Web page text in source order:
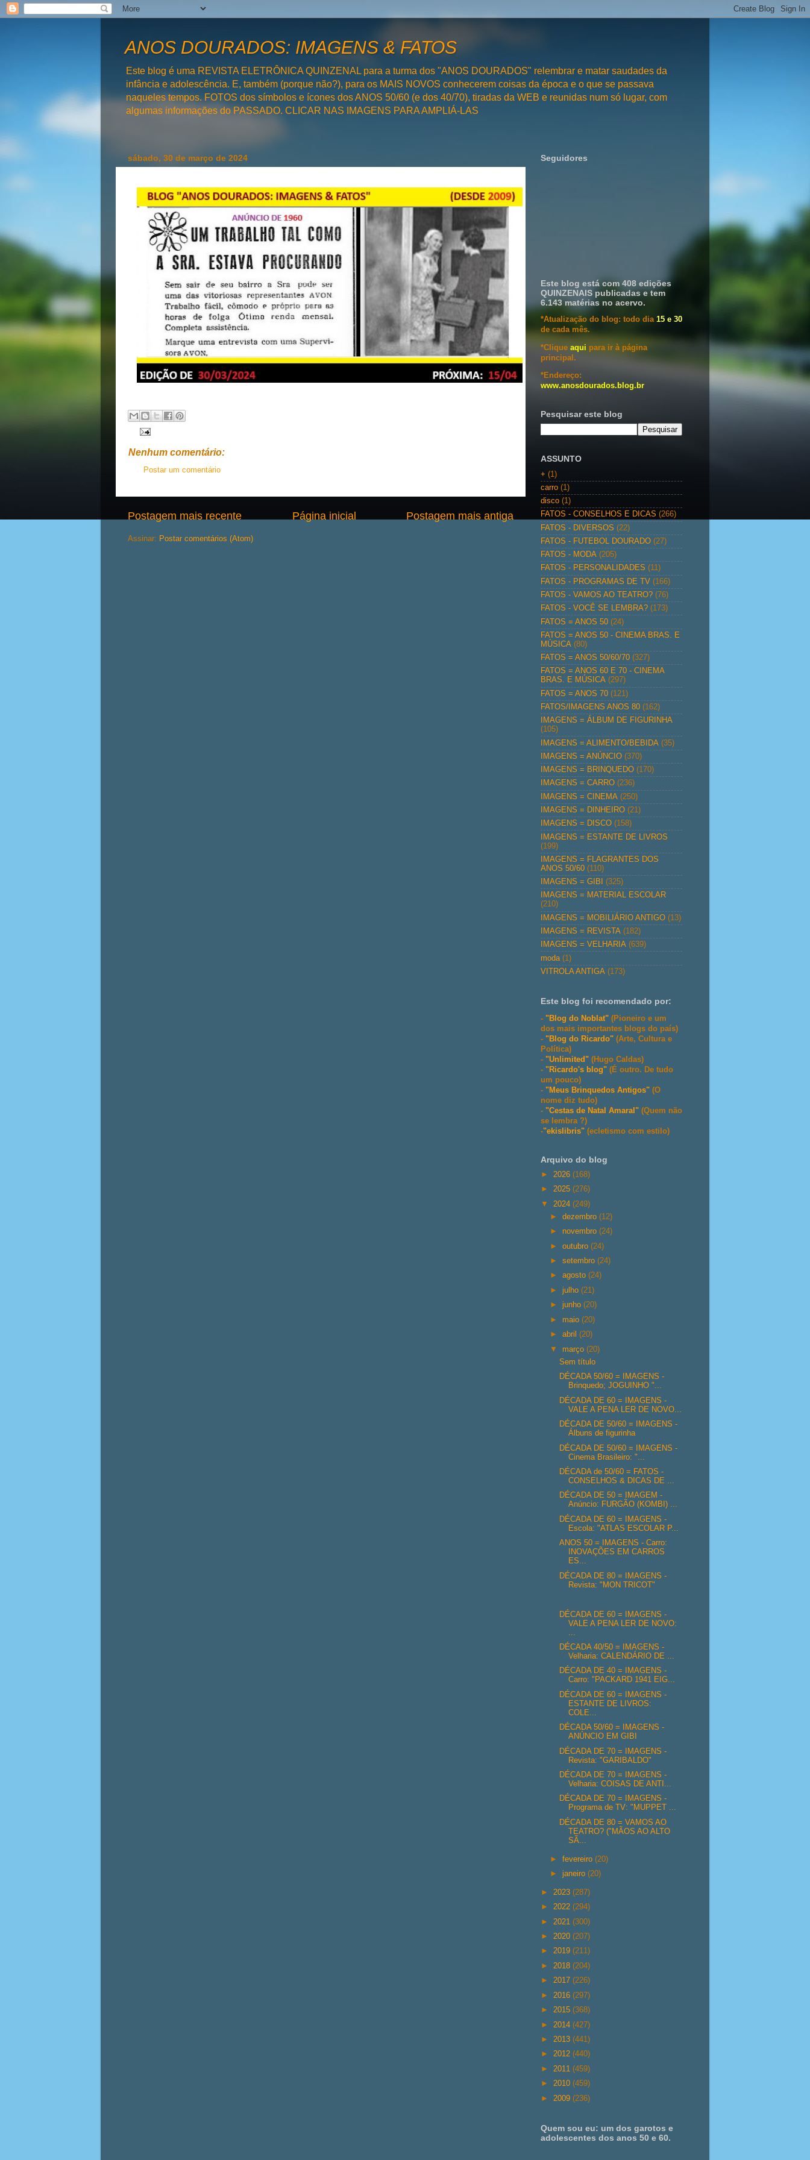
ANOS DOURADOS: IMAGENS & FATOS
Este blog é uma REVISTA ELETRÔNICA QUINZENAL para a turma dos "ANOS DOURADOS" relembrar e matar saudades da
infância e adolescência. E, também (porque não?), para os MAIS NOVOS conhecerem coisas da época e o que se passava
naqueles tempos. FOTOS dos símbolos e ícones dos ANOS 50/60 (e dos 40/70), tiradas da WEB e reunidas num só lugar, com
algumas informações do PASSADO. CLICAR NAS IMAGENS PARA AMPLIÁ-LAS
sábado, 30 de março de 2024
Nenhum comentário:
Postar um comentário
Postagem mais recente Postagem mais antiga
Página inicial
Assinar: Postar comentários (Atom)
Seguidores
Este blog está com 408 edições
QUINZENAIS publicadas e tem
6.143 matérias no acervo.
*Atualização do blog: todo dia 15 e 30
de cada mês.
*Clique aqui para ir à página
principal.
*Endereço:
www.anosdourados.blog.br
Pesquisar este blog
ASSUNTO
+ (1)
carro (1)
disco (1)
FATOS - CONSELHOS E DICAS (266)
FATOS - DIVERSOS (22)
FATOS - FUTEBOL DOURADO (27)
FATOS - MODA (205)
FATOS - PERSONALIDADES (11)
FATOS - PROGRAMAS DE TV (166)
FATOS - VAMOS AO TEATRO? (76)
FATOS - VOCÊ SE LEMBRA? (173)
FATOS = ANOS 50 (24)
FATOS = ANOS 50 - CINEMA BRAS. E
MÚSICA (80)
FATOS = ANOS 50/60/70 (327)
FATOS = ANOS 60 E 70 - CINEMA
BRAS. E MÚSICA (297)
FATOS = ANOS 70 (121)
FATOS/IMAGENS ANOS 80 (162)
IMAGENS = ÁLBUM DE FIGURINHA
(105)
IMAGENS = ALIMENTO/BEBIDA (35)
IMAGENS = ANÚNCIO (370)
IMAGENS = BRINQUEDO (170)
IMAGENS = CARRO (236)
IMAGENS = CINEMA (250)
IMAGENS = DINHEIRO (21)
IMAGENS = DISCO (158)
IMAGENS = ESTANTE DE LIVROS
(199)
IMAGENS = FLAGRANTES DOS
ANOS 50/60 (110)
IMAGENS = GIBI
(325)
IMAGENS = MATERIAL ESCOLAR
(210)
IMAGENS = MOBILIÁRIO ANTIGO (13)
IMAGENS = REVISTA (182)
IMAGENS = VELHARIA (639)
moda (1)
VITROLA ANTIGA (173)
Este blog foi recomendado por:
- "Blog do Noblat" (Pioneiro e um
dos mais importantes blogs do país)
- "Blog do Ricardo" (Arte, Cultura e
Política)
- "Unlimited" (Hugo Caldas)
- "Ricardo's blog" (É outro. De tudo
um pouco)
- "Meus Brinquedos Antigos" (O
nome diz tudo)
- "Cestas de Natal Amaral" (Quem não
se lembra ?)
-"ekislibris" (ecletismo com estilo)
Arquivo do blog
► 2026 (168)
► 2025 (276)
▼ 2024 (249)
►dezembro(12)
► novembro(24)
►outubro(24)
►setembro(24)
►agosto(24)
►julho(21)
►junho(20)
► maio(20)
►abril(20)
▼ março(20)
Sem título
DÉCADA 50/60 = IMAGENS -
Brinquedo; JOGUINHO "...
DÉCADA DE 60 = IMAGENS -
VALE A PENA LER DE NOVO...
DÉCADA DE 50/60 = IMAGENS -
Álbuns de figurinha
DÉCADA DE 50/60 = IMAGENS -
Cinema Brasileiro: "...
DÉCADA de 50/60 = FATOS -
CONSELHOS & DICAS DE ...
DÉCADA DE 50 = IMAGEM -
Anúncio: FURGÃO (KOMBI) ...
DÉCADA DE 60 = IMAGENS -
Escola: "ATLAS ESCOLAR P...
ANOS 50 = IMAGENS - Carro:
INOVAÇÕES EM CARROS
ES...
DÉCADA DE 80 = IMAGENS -
Revista: "MON TRICOT"
DÉCADA DE 60 = IMAGENS -
VALE A PENA LER DE NOVO:
DÉCADA 40/50 = IMAGENS -
Velharia: CALENDÁRIO DE ...
DÉCADA DE 40 = IMAGENS -
Carro: "PACKARD 1941 EIG...
DÉCADA DE 60 = IMAGENS -
ESTANTE DE LIVROS:
COLE...
DÉCADA 50/60 = IMAGENS -
ANÚNCIO EM GIBI
DÉCADA DE 70 = IMAGENS -
Revista: "GARIBALDO"
DÉCADA DE 70 = IMAGENS -
Velharia: COISAS DE ANTI...
DÉCADA DE 70 = IMAGENS -
Programa de TV: "MUPPET ...
DÉCADA DE 80 = VAMOS AO
TEATRO? ("MÃOS AO ALTO
SÃ...
►fevereiro(20)
►janeiro(20)
► 2023 (287)
► 2022 (294)
► 2021 (300)
► 2020 (207)
► 2019 (211)
► 2018 (204)
► 2017 (226)
► 2016 (297)
► 2015 (368)
► 2014 (427)
► 2013 (441)
► 2012 (440)
► 2011 (459)
► 2010 (459)
► 2009 (236)
Quem sou eu: um dos garotos e
adolescentes dos anos 50 e 60.